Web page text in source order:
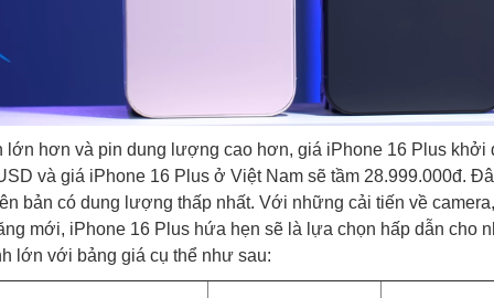
lớn hơn và pin dung lượng cao hơn, giá iPhone 16 Plus khởi
và giá iPhone 16 Plus ở Việt Nam sẽ tầm 28.999.000đ.
bản có dung lượng thấp nhất. Với những cải tiến về
mới, iPhone 16 Plus hứa hẹn sẽ là lựa chọn hấp dẫn cho
lớn với bảng giá cụ thể như sau: